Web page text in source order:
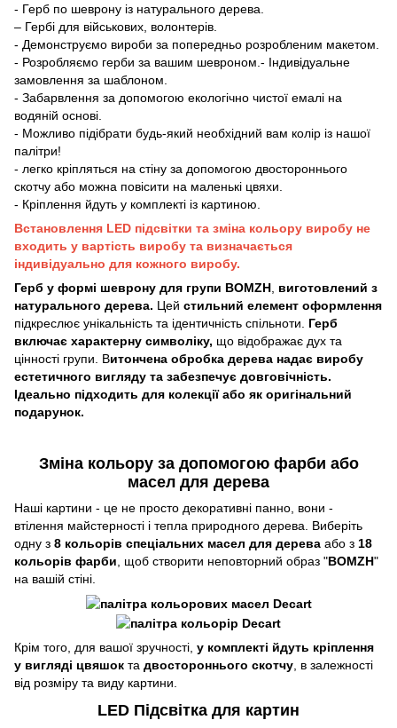
- Герб по шеврону із натурального дерева.
– Гербі для військових, волонтерів.
- Демонструємо вироби за попередньо розробленим макетом.
- Розробляємо герби за вашим шевроном.- Індивідуальне
замовлення за шаблоном.
- Забарвлення за допомогою екологічно чистої емалі на
водяній основі.
- Можливо підібрати будь-який необхідний вам колір із нашої
палітри!
- легко кріпляться на стіну за допомогою двостороннього
скотчу або можна повісити на маленькі цвяхи.
- Кріплення йдуть у комплекті із картиною.
Встановлення LED підсвітки та зміна кольору виробу не
входить у вартість виробу та визначається
індивідуально для кожного виробу.
Герб у формі шеврону для групи BOMZH виготовлений з
натурального дерева. Цей стильний елемент оформлення
підкреслює унікальність та ідентичність спільноти. Герб
включає характерну символіку, що відображає дух та
цінності групи. Витончена обробка дерева надає виробу
естетичного вигляду та забезпечує довговічність.
Ідеально підходить для колекції або як оригінальний
подарунок.
Зміна кольору за допомогою фарби або
масел для дерева
Наші картини - це не просто декоративні панно, вони -
втілення майстерності і тепла природного дерева. Виберіть
одну з 8 кольорів спеціальних масел для дерева або з 18
кольорів фарби , щоб створити неповторний образ "BOMZH"
на вашій стіні.
Крім того, для вашої зручності, у комплекті йдуть кріплення
у вигляді цвяшок та двостороннього скотчу , в залежності
від розміру та виду картини.
LED Підсвітка для картин